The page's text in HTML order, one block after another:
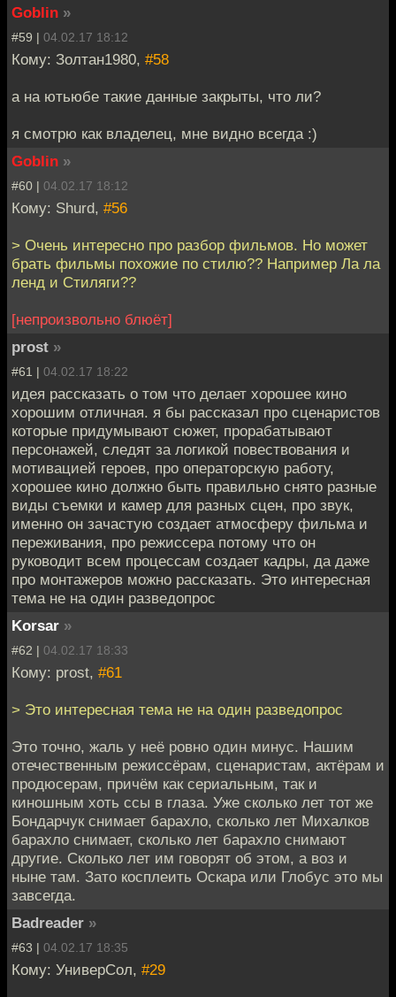
Goblin »
#59 | 04.02.17 18:12
Кому: Золтан1980, #58
а на ютьюбе такие данные закрыты, что ли?
я смотрю как владелец, мне видно всегда :)
Goblin »
#60 | 04.02.17 18:12
Кому: Shurd, #56
> Очень интересно про разбор фильмов. Но может
брать фильмы похожие по стилю?? Например Ла ла
ленд и Стиляги??
[непроизвольно блюёт]
prost »
#61 | 04.02.17 18:22
идея рассказать о том что делает хорошее кино
хорошим отличная. я бы рассказал про сценаристов
которые придумывают сюжет, прорабатывают
персонажей, следят за логикой повествования и
мотивацией героев, про операторскую работу,
хорошее кино должно быть правильно снято разные
виды съемки и камер для разных сцен, про звук,
именно он зачастую создает атмосферу фильма и
переживания, про режиссера потому что он
руководит всем процессам создает кадры, да даже
про монтажеров можно рассказать. Это интересная
тема не на один разведопрос
Korsar »
#62 | 04.02.17 18:33
Кому: prost, #61
> Это интересная тема не на один разведопрос
Это точно, жаль у неё ровно один минус. Нашим
отечественным режиссёрам, сценаристам, актёрам и
продюсерам, причём как сериальным, так и
киношным хоть ссы в глаза. Уже сколько лет тот же
Бондарчук снимает барахло, сколько лет Михалков
барахло снимает, сколько лет барахло снимают
другие. Сколько лет им говорят об этом, а воз и
ныне там. Зато косплеить Оскара или Глобус это мы
завсегда.
Badreader »
#63 | 04.02.17 18:35
Кому: УниверСол, #29